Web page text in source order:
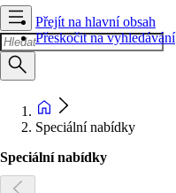
Přejít na hlavní obsah
Přeskočit na vyhledávání
Speciální nabídky
Speciální nabídky